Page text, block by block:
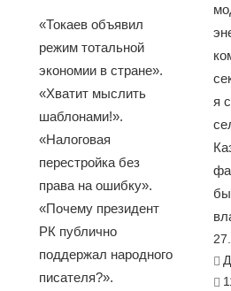
«Токаев объявил
режим тотальной
экономии в стране».
«Хватит мыслить
шаблонами!».
«Налоговая
перестройка без
права на ошибку».
«Почему президент
РК публично
поддержал народного
писателя?».
я